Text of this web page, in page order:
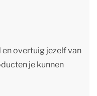
overtuig jezelf van
je kunnen